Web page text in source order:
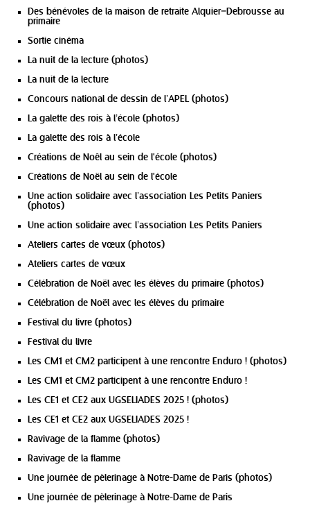
Des bénévoles de la maison de retraite Alquier–Debrousse au
primaire
Sortie cinéma
La nuit de la lecture (photos)
La nuit de la lecture
Concours national de dessin de l’APEL (photos)
La galette des rois à l’école (photos)
La galette des rois à l’école
Créations de Noêl au sein de l'école (photos)
Créations de Noël au sein de l'école
Une action solidaire avec l’association Les Petits Paniers
(photos)
Une action solidaire avec l’association Les Petits Paniers
Ateliers cartes de vœux (photos)
Ateliers cartes de vœux
Célébration de Noël avec les élèves du primaire (photos)
Célébration de Noël avec les élèves du primaire
Festival du livre (photos)
Festival du livre
Les CM1 et CM2 participent à une rencontre Enduro ! (photos)
Les CM1 et CM2 participent à une rencontre Enduro !
Les CE1 et CE2 aux UGSELIADES 2025 ! (photos)
Les CE1 et CE2 aux UGSELIADES 2025 !
Ravivage de la flamme (photos)
Ravivage de la flamme
Une journée de pèlerinage à Notre-Dame de Paris (photos)
Une journée de pèlerinage à Notre-Dame de Paris